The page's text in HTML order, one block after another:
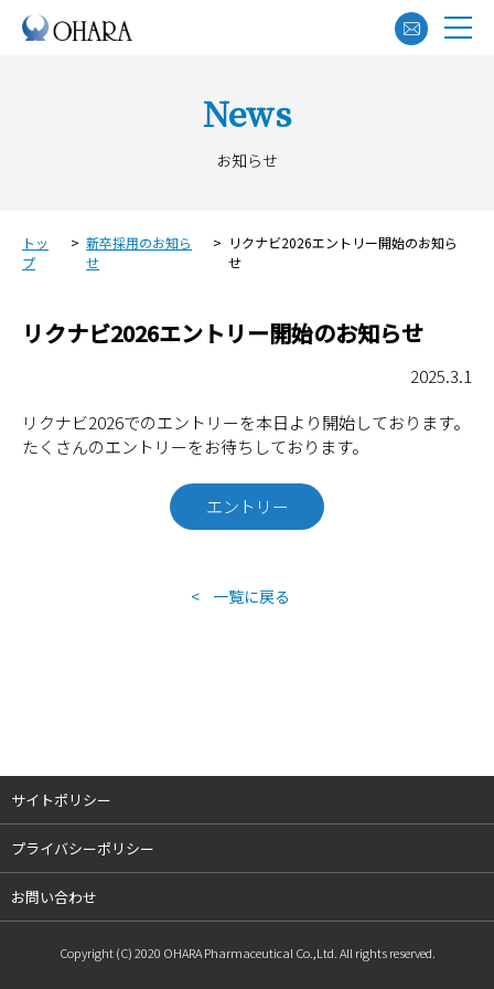
News
お知らせ
トッ
プ
> 新卒採用のお知ら
せ
> リクナビ2026エントリー開始のお知ら
せ
リクナビ2026エントリー開始のお知らせ
2025.3.1
リクナビ2026でのエントリーを本日より開始しております。
たくさんのエントリーをお待ちしております。
エントリー
< 一覧に戻る
サイトポリシー
プライバシーポリシー
お問い合わせ
Copyright (C) 2020 OHARA Pharmaceutical Co.,Ltd. All rights reserved.